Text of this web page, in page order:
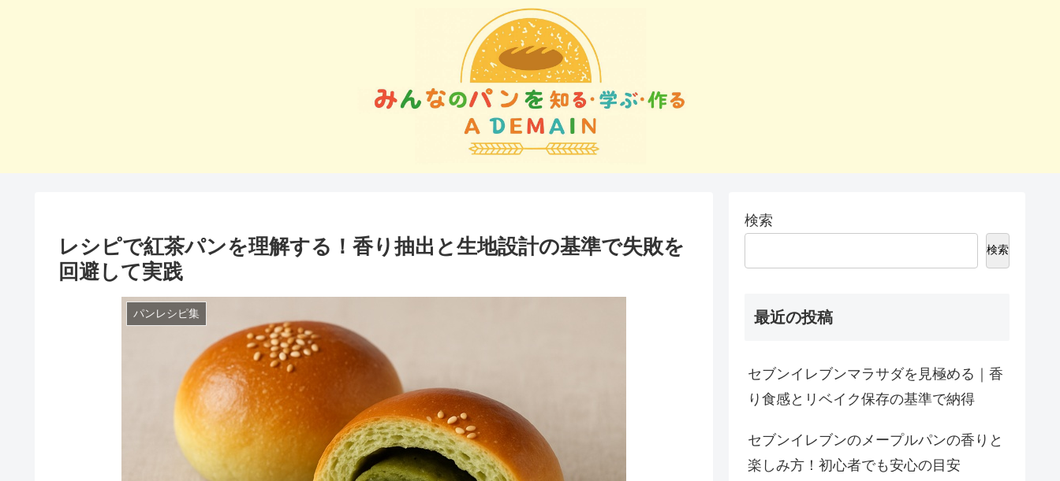
レシピで紅茶パンを理解する！香り抽出と生地設計の基準で失敗を
回避して実践
パンレシピ集
検索
検索
最近の投稿
セブンイレブンマラサダを見極める｜香
り食感とリベイク保存の基準で納得
セブンイレブンのメープルパンの香りと
楽しみ方！初心者でも安心の目安